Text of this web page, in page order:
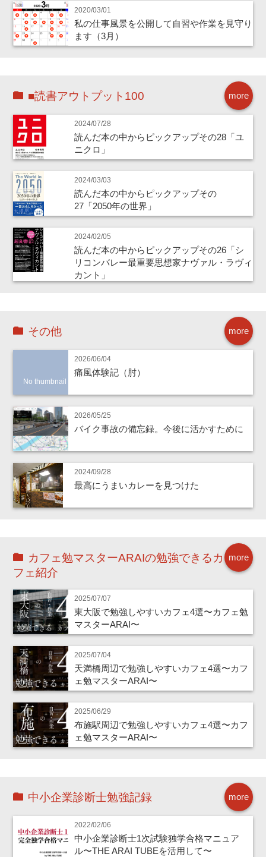
2020/03/01
私の仕事風景を公開して自習や作業を見守り
ます（3月）
more
■読書アウトプット100
2024/07/28
読んだ本の中からピックアップその28「ユ
ニクロ」
2024/03/03
読んだ本の中からピックアップその
27「2050年の世界」
2024/02/05
読んだ本の中からピックアップその26「シ
リコンバレー最重要思想家ナヴァル・ラヴィ
カント」
more
その他
No thumbnail
2026/06/04
痛風体験記（肘）
2026/05/25
バイク事故の備忘録。今後に活かすために
2024/09/28
最高にうまいカレーを見つけた
more
カフェ勉マスターARAIの勉強できるカ
フェ紹介
2025/07/07
東大阪で勉強しやすいカフェ4選〜カフェ勉
マスターARAI〜
2025/07/04
天満橋周辺で勉強しやすいカフェ4選〜カフ
ェ勉マスターARAI〜
2025/06/29
布施駅周辺で勉強しやすいカフェ4選〜カフ
ェ勉マスターARAI〜
more
中小企業診断士勉強記録
2022/02/06
中小企業診断士1次試験独学合格マニュア
ル〜THE ARAI TUBEを活用して〜